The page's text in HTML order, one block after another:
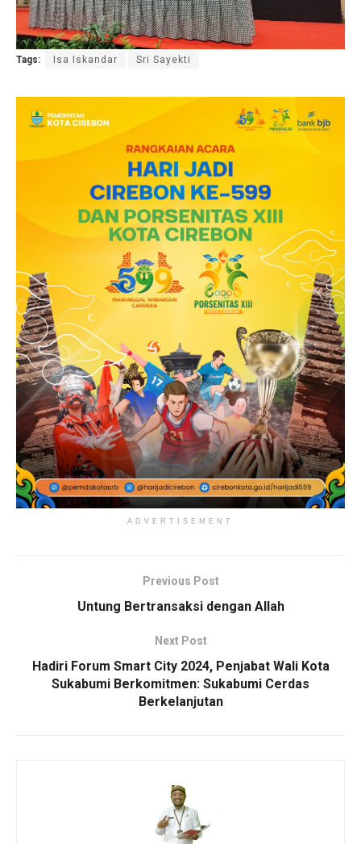
Tags: Isa Iskandar Sri Sayekti
ADVERTISEMENT
Previous Post
Untung Bertransaksi dengan Allah
Next Post
Hadiri Forum Smart City 2024, Penjabat Wali Kota
Sukabumi Berkomitmen: Sukabumi Cerdas
Berkelanjutan